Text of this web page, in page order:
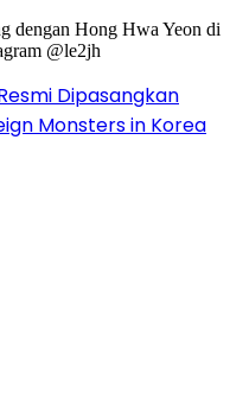
Dipasangkan
Monsters in Korea